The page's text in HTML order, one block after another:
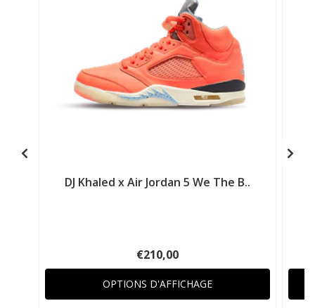
DJ Khaled x Air Jordan 5 We The B..
€210,00
OPTIONS D'AFFICHAGE